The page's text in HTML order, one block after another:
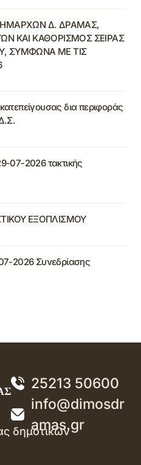
Δ. ΔΡΑΜΑΣ,
ΚΑΙ ΚΑΘΟΡΙΣΜΟΣ ΣΕΙΡΑΣ
ΣΥΜΦΩΝΑ ΜΕ ΤΙΣ
δια περιφοράς
07-2026 τακτικής
ΕΞΟΠΛΙΣΜΟΥ
2026 Συνεδρίασης
25213 50600
info@dimosdr
amas.gr
δημοτικών